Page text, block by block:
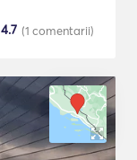
(1 comentarii)
4.7